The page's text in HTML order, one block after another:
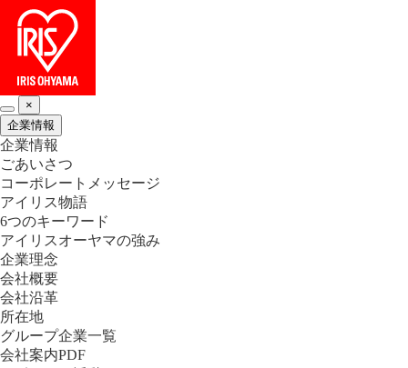
×
企業情報
企業情報
ごあいさつ
コーポレートメッセージ
アイリス物語
6つのキーワード
アイリスオーヤマの強み
企業理念
会社概要
会社沿革
所在地
グループ企業一覧
会社案内PDF